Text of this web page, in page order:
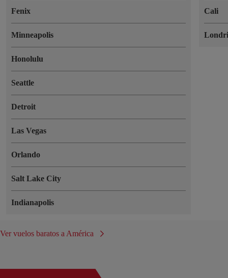
Fenix
Minneapolis
Honolulu
Seattle
Detroit
Las Vegas
Orlando
Salt Lake City
Indianapolis
Cali
Ver vuelos baratos a América